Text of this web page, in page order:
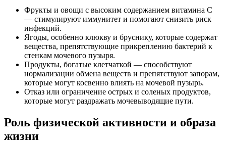
Фрукты и овощи с высоким содержанием витамина C
— стимулируют иммунитет и помогают снизить риск
инфекций.
Ягоды, особенно клюкву и бруснику, которые содержат
вещества, препятствующие прикреплению бактерий к
стенкам мочевого пузыря.
Продукты, богатые клетчаткой — способствуют
нормализации обмена веществ и препятствуют запорам,
которые могут косвенно влиять на мочевой пузырь.
Отказ или ограничение острых и соленых продуктов,
которые могут раздражать мочевыводящие пути.
Роль физической активности и образа
жизни